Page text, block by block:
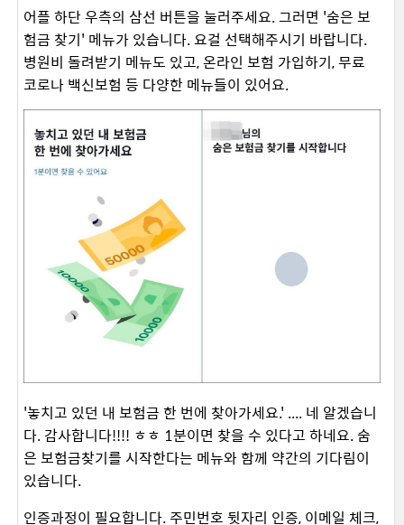
어플 하단 우측의 삼선 버튼을 눌러주세요. 그러면 '숨은 보
험금 찾기' 메뉴가 있습니다. 요걸 선택해주시기 바랍니다.
병원비 돌려받기 메뉴도 있고, 온라인 보험 가입하기, 무료
코로나 백신보험 등 다양한 메뉴들이 있어요.
'놓치고 있던 내 보험금 한 번에 찾아가세요.' .... 네 알겠습니
다. 감사합니다!!!! ㅎㅎ 1분이면 찾을 수 있다고 하네요. 숨
은 보험금찾기를 시작한다는 메뉴와 함께 약간의 기다림이
있습니다.
인증과정이 필요합니다. 주민번호 뒷자리 인증, 이메일 체크,